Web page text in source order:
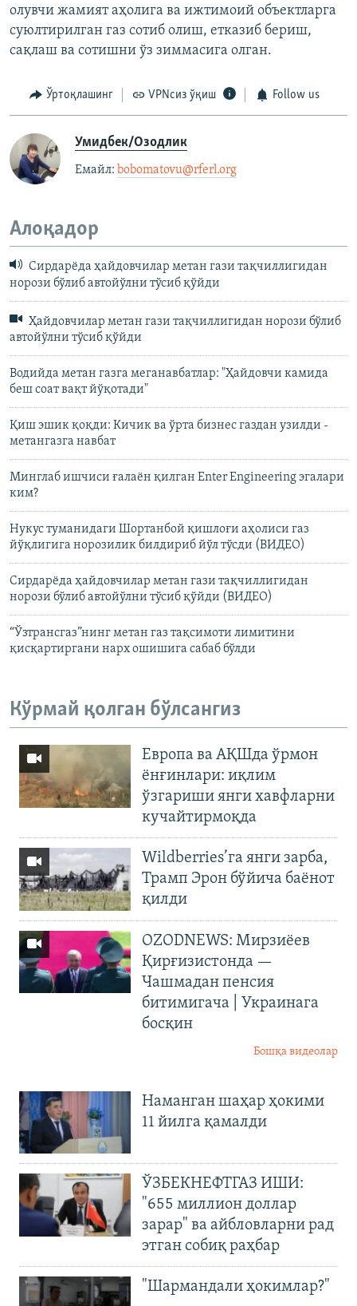
олувчи жамият аҳолига ва ижтимоий объектларга
суюлтирилган газ сотиб олиш, етказиб бериш,
сақлаш ва сотишни ўз зиммасига олган.
Ўртоқлашинг VPNсиз ўқиш Follow us
Умидбек/Озодлик
Емайл: ​ bobomatovu@rferl.org
Алоқадор
Сирдарёда ҳайдовчилар метан гази тақчиллигидан
норози бўлиб автойўлни тўсиб қўйди
Ҳайдовчилар метан гази тақчиллигидан норози бўлиб
автойўлни тўсиб қўйди
Водийда метан газга меганавбатлар: "Ҳайдовчи камида
беш соат вақт йўқотади"
Қиш эшик қоқди: Кичик ва ўрта бизнес газдан узилди -
метангазга навбат
Минглаб ишчиси ғалаëн қилган Enter Engineering эгалари
ким?
Нукус туманидаги Шортанбой қишлоғи аҳолиси газ
йўқлигига норозилик билдириб йўл тўсди (ВИДЕО)
Сирдарёда ҳайдовчилар метан гази тақчиллигидан
норози бўлиб автойўлни тўсиб қўйди (ВИДЕО)
“Ўзтрансгаз”нинг метан газ тақсимоти лимитини
қисқартиргани нарх ошишига сабаб бўлди
Кўрмай қолган бўлсангиз
Европа ва АҚШда ўрмон
ёнғинлари: иқлим
ўзгариши янги хавфларни
кучайтирмоқда
Wildberries’га янги зарба,
Трамп Эрон бўйича баёнот
қилди
OZODNEWS: Мирзиёев
Қирғизистонда —
Чашмадан пенсия
битимигача | Украинага
босқин
Бошқа видеолар
Наманган шаҳар ҳокими
11 йилга қамалди
ЎЗБЕКНЕФТГАЗ ИШИ:
"655 миллион доллар
зарар" ва айбловларни рад
этган собиқ раҳбар
"Шармандали ҳокимлар?"